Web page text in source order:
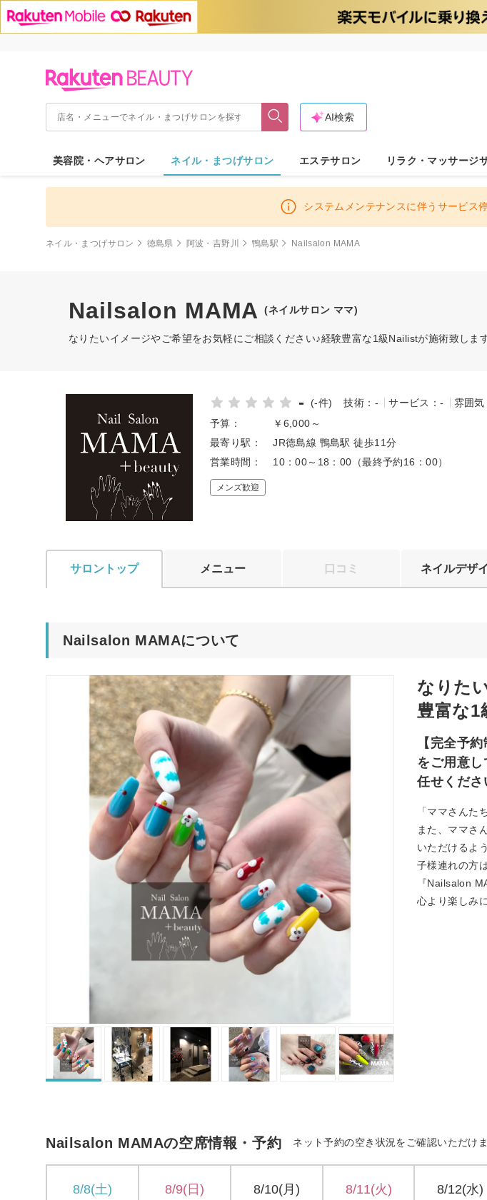
AI検索
美容院・ヘアサロン ネイル・まつげサロン エステサロン リラク・マッサージ
システムメンテナンスに伴うサービ
ネイル・まつげサロン 徳島県 阿波・吉野川 鴨島駅 Nailsalon MAMA
Nailsalon MAMA (ネイルサロン ママ)
なりたいイメージやご希望をお気軽にご相談ください♪経験豊富な1級Nailistが施術致します
- (-件) 技術：- サービス：-
雰囲気
予算：
￥6,000～
最寄り駅：
JR徳島線 鴨島駅 徒歩11分
営業時間：
10：00～18：00（最終予約16：00）
メンズ歓迎
サロントップ メニュー 口コミ ネイルデザ
Nailsalon MAMAについて
なりた
豊富な1
【完全予
をご用意
任せくださ
「ママさんた
また、ママさ
いただけるよ
子様連れの方
『Nailsalon
心より楽しみ
Nailsalon MAMAの空席情報・予約 ネット予約の空き状況をご確認いただけま
8/8(土) 8/9(日) 8/10(月) 8/11(火) 8/12(水)